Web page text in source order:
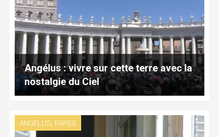
Angélus : vivre sur cette terre avec la
nostalgie du Ciel
ANGÉLUS, PAPES